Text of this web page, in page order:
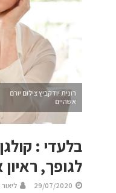
רונית יודקביץ צילום יורם
אשהיים
בלעדי :
לגופך, ראיון
29/07/2020